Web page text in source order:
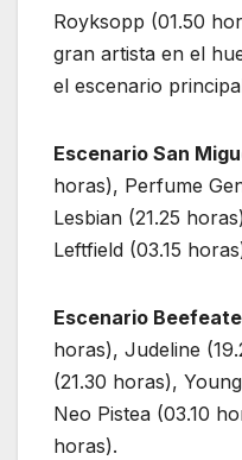
Royksopp (01.50
gran artista en el
el escenario
Escenario San
horas), Perfume
Lesbian (21.25
Leftfield (03.15
Escenario
horas), Judeline
(21.30 horas),
Neo Pistea (03.10
horas).